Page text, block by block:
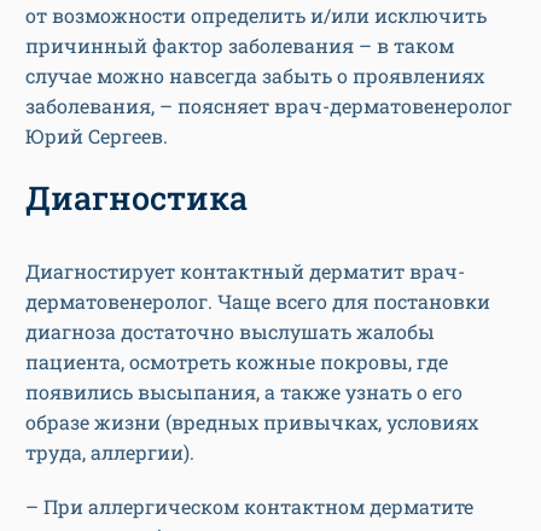
от возможности определить и/или исключить
причинный фактор заболевания – в таком
случае можно навсегда забыть о проявлениях
заболевания, – поясняет врач-дерматовенеролог
Юрий Сергеев.
Диагностика
Диагностирует контактный дерматит врач-
дерматовенеролог. Чаще всего для постановки
диагноза достаточно выслушать жалобы
пациента, осмотреть кожные покровы, где
появились высыпания, а также узнать о его
образе жизни (вредных привычках, условиях
труда, аллергии).
– При аллергическом контактном дерматите